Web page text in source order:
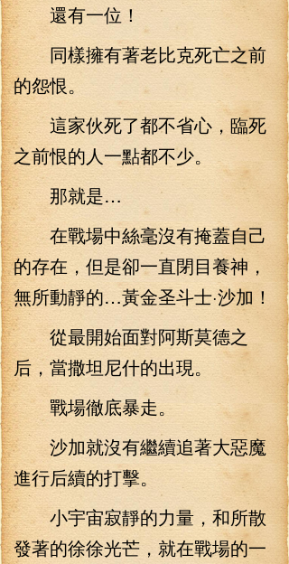
還有一位！
同樣擁有著老比克死亡之前
的怨恨。
這家伙死了都不省心，臨死
之前恨的人一點都不少。
那就是…
在戰場中絲毫沒有掩蓋自己
的存在，但是卻一直閉目養神，
無所動靜的…黃金圣斗士·沙加！
從最開始面對阿斯莫德之
后，當撒坦尼什的出現。
戰場徹底暴走。
沙加就沒有繼續追著大惡魔
進行后續的打擊。
小宇宙寂靜的力量，和所散
發著的徐徐光芒，就在戰場的一